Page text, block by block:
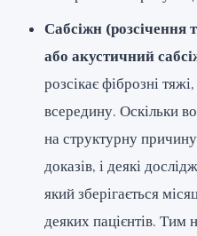
Сабсіжн
або акустичний
розсікає фіброзні
всередину. Оскільки
на структурну
доказів, і деякі
який зберігається
деяких пацієнтів. Тим